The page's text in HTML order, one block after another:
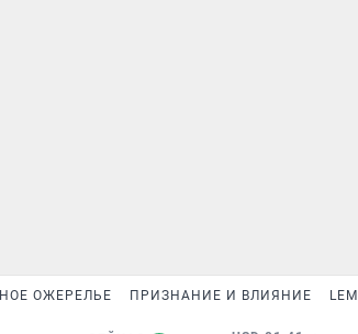
ОЖЕРЕЛЬЕ ПРИЗНАНИЕ И ВЛИЯНИЕ